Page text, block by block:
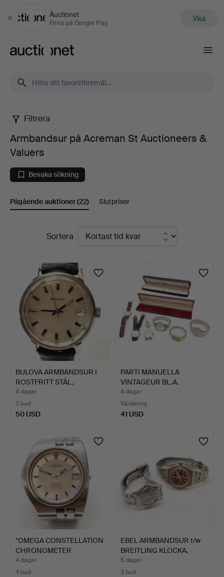
Stäng
Auctionet
Finns på Google Play Visa
Armbandsur
på
Acreman
St
Valuers
Filtrera
Armbandsur på Acreman St Auctioneers &
Valuers
Bevaka sökning
Pågående auktioner(22) Slutpriser
PågåendeSortera
BULOVA ARMBANDSUR I
ROSTFRITT STÅL,
MANUEL…
4 dagar
3 bud
50 USD
PARTI MANUELLA
VINTAGEUR BL.A.
INGERSOLL M…
4 dagar
Värdering
41 USD
*OMEGA CONSTELLATION
CHRONOMETER
ELECTRONI…
4 dagar
4 bud
EBEL ARMBANDSUR t/w
BREITLING KLOCKA.
5 dagar
3 bud